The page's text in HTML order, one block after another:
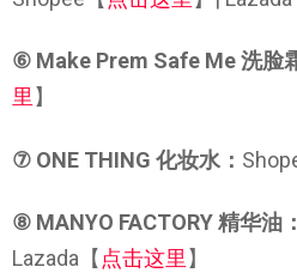
⑥ Make Prem Safe Me 洗脸
里 】
⑦ ONE THING 化妆水：
⑧ MANYO FACTORY 精华油：
Lazada【 点击这里 】